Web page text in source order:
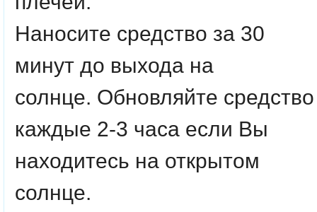
Наносите средство за 30
минут до выхода на
солнце. Обновляйте средство
каждые 2-3 часа если Вы
находитесь на открытом
солнце.